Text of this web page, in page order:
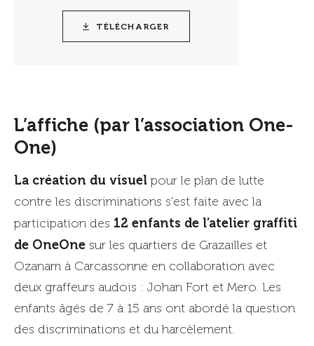
TÉLÉCHARGER
L’affiche (par l’association One-
One)
La création du visuel pour le plan de lutte
contre les discriminations s’est faite avec la
participation des 12 enfants de l’atelier graffiti
de OneOne sur les quartiers de Grazailles et
Ozanam à Carcassonne en collaboration avec
deux graffeurs audois : Johan Fort et Mero. Les
enfants âgés de 7 à 15 ans ont abordé la question
des discriminations et du harcèlement.